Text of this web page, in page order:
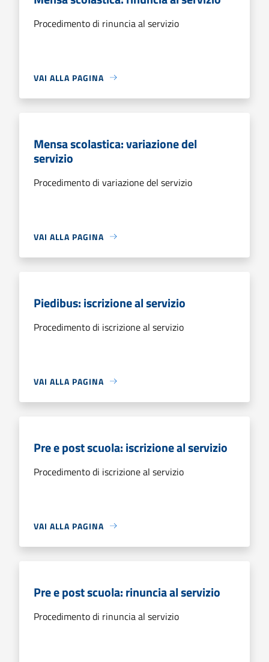
Procedimento di rinuncia al servizio
VAI ALLA PAGINA
Mensa scolastica: variazione del
servizio
Procedimento di variazione del servizio
VAI ALLA PAGINA
Piedibus: iscrizione al servizio
Procedimento di iscrizione al servizio
VAI ALLA PAGINA
Pre e post scuola: iscrizione al servizio
Procedimento di iscrizione al servizio
VAI ALLA PAGINA
Pre e post scuola: rinuncia al servizio
Procedimento di rinuncia al servizio